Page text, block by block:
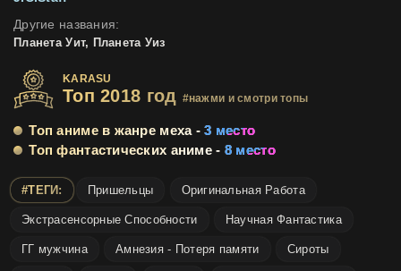
Другие названия:
Планета Уит, Планета Уиз
KARASU
Топ 2018 год #нажми и смотри топы
Топ аниме в жанре меха -3 место
Топ фантастических аниме - 8 место
#ТЕГИ: Пришельцы Оригинальная Работа
Экстрасенсорные Способности Научная Фантастика
ГГ мужчина Амнезия - Потеря памяти Сироты